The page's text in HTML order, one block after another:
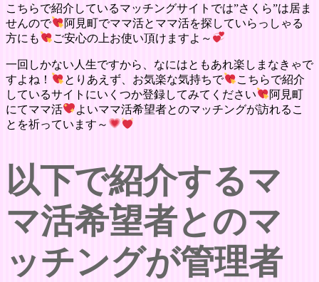
こちらで紹介しているマッチングサイトでは”さくら”は居ま
せんので
阿見町でママ活とママ活を探していらっしゃる
方にも
ご安心の上お使い頂けますよ～
一回しかない人生ですから、なにはともあれ楽しまなきゃで
すよね！
とりあえず、お気楽な気持ちで
こちらで紹介
しているサイトにいくつか登録してみてください
阿見町
にてママ活
よいママ活希望者とのマッチングが訪れるこ
とを祈っています～
以下で紹介するマ
マ活希望者とのマ
ッチングが管理者